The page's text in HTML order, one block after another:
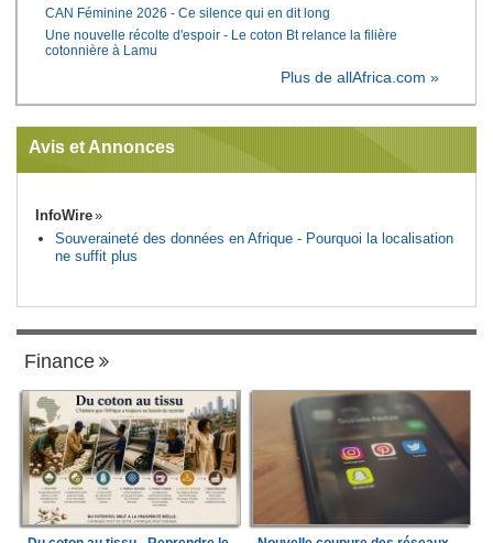
CAN Féminine 2026 - Ce silence qui en dit long
Une nouvelle récolte d'espoir - Le coton Bt relance la filière
cotonnière à Lamu
Plus de allAfrica.com »
Avis et Annonces
InfoWire
Souveraineté des données en Afrique - Pourquoi la localisation
ne suffit plus
Finance